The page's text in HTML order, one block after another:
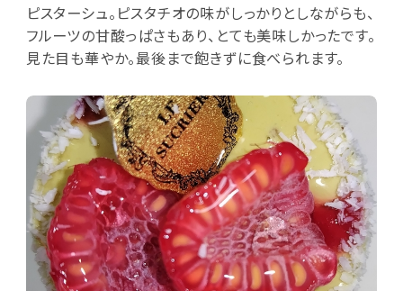
ピスターシュ。ピスタチオの味がしっかりとしながらも、
フルーツの甘酸っぱさもあり、とても美味しかったです。
見た目も華やか。最後まで飽きずに食べられます。